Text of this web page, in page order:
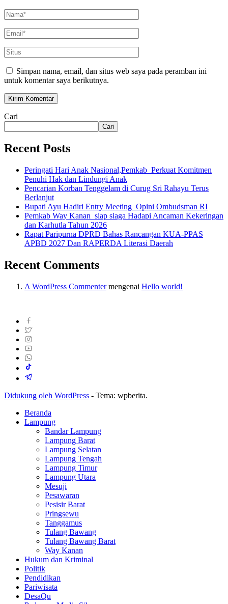
Simpan nama, email, dan situs web saya pada peramban ini
untuk komentar saya berikutnya.
Cari
Cari
Recent Posts
Peringati Hari Anak Nasional,Pemkab Perkuat Komitmen
Penuhi Hak dan Lindungi Anak
Pencarian Korban Tenggelam di Curug Sri Rahayu Terus
Berlanjut
Bupati Ayu Hadiri Entry Meeting Opini Ombudsman RI
Pemkab Way Kanan siap siaga Hadapi Ancaman Kekeringan
dan Karhutla Tahun 2026
Rapat Paripurna DPRD Bahas Rancangan KUA-PPAS
APBD 2027 Dan RAPERDA Literasi Daerah
Recent Comments
A WordPress Commentermengenai Hello world!
Didukung oleh WordPress - Tema: wpberita.
Beranda
Lampung
Bandar Lampung
Lampung Barat
Lampung Selatan
Lampung Tengah
Lampung Timur
Lampung Utara
Mesuji
Pesawaran
Pesisir Barat
Pringsewu
Tanggamus
Tulang Bawang
Tulang Bawang Barat
Way Kanan
Hukum dan Kriminal
Politik
Pendidikan
Pariwisata
DesaQu